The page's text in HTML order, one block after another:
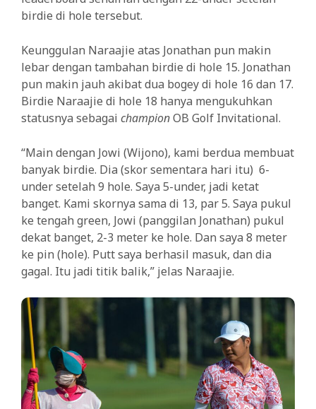
birdie di hole tersebut.
Keunggulan Naraajie atas Jonathan pun makin
lebar dengan tambahan birdie di hole 15. Jonathan
pun makin jauh akibat dua bogey di hole 16 dan 17.
Birdie Naraajie di hole 18 hanya mengukuhkan
statusnya sebagai championOB Golf Invitational.
“Main dengan Jowi (Wijono), kami berdua membuat
banyak birdie. Dia (skor sementara hari itu) 6-
under setelah 9 hole. Saya 5-under, jadi ketat
banget. Kami skornya sama di 13, par 5. Saya pukul
ke tengah green, Jowi (panggilan Jonathan) pukul
dekat banget, 2-3 meter ke hole. Dan saya 8 meter
ke pin (hole). Putt saya berhasil masuk, dan dia
gagal. Itu jadi titik balik,” jelas Naraajie.